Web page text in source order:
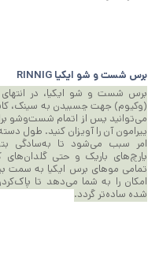
برس شست‌ و شو ایکیا RINNIG
برس شست‌ و شو ایکیا، در انتهای
(وکیوم) جهت چسبیدن به سینک،
می‌توانید پس از اتمام شست‌وشو
امر سبب می‌شود تا به‌سادگی
پارچ‌های باریک و حتی گلدان‌های
تمامی موهای برس ایکیا به سمت
امکان را به شما می‌دهد تا
شده ساده‌تر گردد.